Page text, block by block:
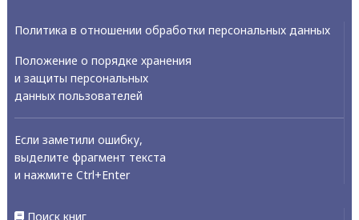
Политика в отношении обработки персональных данных
Положение о порядке хранения
и защиты персональных
данных пользователей
Если заметили ошибку,
выделите фрагмент текста
и нажмите Ctrl+Enter
Поиск книг